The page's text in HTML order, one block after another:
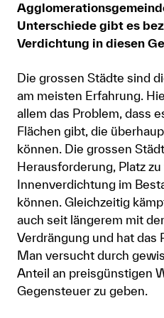
Unterschiede gibt es
Verdichtung in diesen
Die grossen Städte sind
am meisten Erfahrung.
allem das Problem, dass
Flächen gibt, die
können. Die grossen
Herausforderung, Platz
Innenverdichtung im
können. Gleichzeitig
auch seit längerem mit
Verdrängung und hat das
Man versucht durch
Anteil an preisgünstigen
Gegensteuer zu geben.